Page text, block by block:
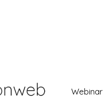
Webinar